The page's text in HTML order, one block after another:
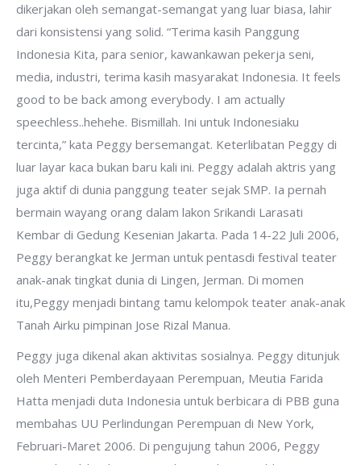
dikerjakan oleh semangat-semangat yang luar biasa, lahir
dari konsistensi yang solid. “Terima kasih Panggung
Indonesia Kita, para senior, kawankawan pekerja seni,
media, industri, terima kasih masyarakat Indonesia. It feels
good to be back among everybody. I am actually
speechless..hehehe. Bismillah. Ini untuk Indonesiaku
tercinta,” kata Peggy bersemangat. Keterlibatan Peggy di
luar layar kaca bukan baru kali ini. Peggy adalah aktris yang
juga aktif di dunia panggung teater sejak SMP. Ia pernah
bermain wayang orang dalam lakon Srikandi Larasati
Kembar di Gedung Kesenian Jakarta. Pada 14-22 Juli 2006,
Peggy berangkat ke Jerman untuk pentasdi festival teater
anak-anak tingkat dunia di Lingen, Jerman. Di momen
itu,Peggy menjadi bintang tamu kelompok teater anak-anak
Tanah Airku pimpinan Jose Rizal Manua.
Peggy juga dikenal akan aktivitas sosialnya. Peggy ditunjuk
oleh Menteri Pemberdayaan Perempuan, Meutia Farida
Hatta menjadi duta Indonesia untuk berbicara di PBB guna
membahas UU Perlindungan Perempuan di New York,
Februari-Maret 2006. Di pengujung tahun 2006, Peggy